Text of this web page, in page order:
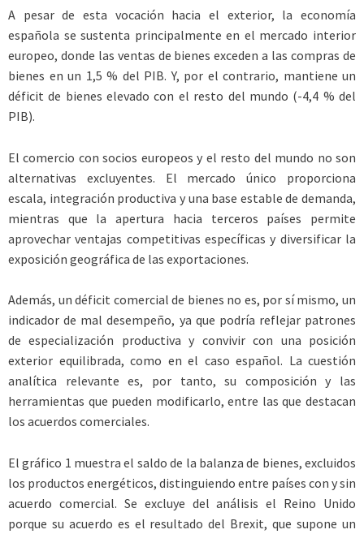
A pesar de esta vocación hacia el exterior, la economía
española se sustenta principalmente en el mercado interior
europeo, donde las ventas de bienes exceden a las compras de
bienes en un 1,5 % del PIB. Y, por el contrario, mantiene un
déficit de bienes elevado con el resto del mundo (-4,4 % del
PIB).
El comercio con socios europeos y el resto del mundo no son
alternativas excluyentes. El mercado único proporciona
escala, integración productiva y una base estable de demanda,
mientras que la apertura hacia terceros países permite
aprovechar ventajas competitivas específicas y diversificar la
exposición geográfica de las exportaciones.
Además, un déficit comercial de bienes no es, por sí mismo, un
indicador de mal desempeño, ya que podría reflejar patrones
de especialización productiva y convivir con una posición
exterior equilibrada, como en el caso español. La cuestión
analítica relevante es, por tanto, su composición y las
herramientas que pueden modificarlo, entre las que destacan
los acuerdos comerciales.
El gráfico 1 muestra el saldo de la balanza de bienes, excluidos
los productos energéticos, distinguiendo entre países con y sin
acuerdo comercial. Se excluye del análisis el Reino Unido
porque su acuerdo es el resultado del Brexit, que supone un